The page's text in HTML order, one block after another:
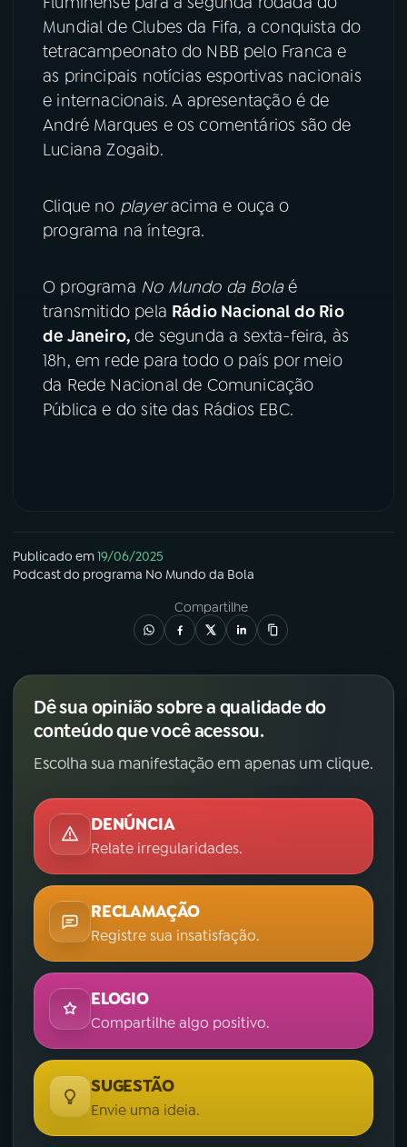
YouTube Facebook
Instagram X
TikTok
Mundial de Clubes da Fifa, a conquista do
tetracampeonato do NBB pelo Franca e
as principais notícias esportivas nacionais
e internacionais. A apresentação é de
André Marques e os comentários são de
Luciana Zogaib.
Clique no playeracima e ouça o
programa na íntegra.
O programa No Mundo da Bolaé
transmitido pela Rádio Nacional do Rio
de Janeiro,de segunda a sexta-feira, às
18h, em rede para todo o país por meio
da Rede Nacional de Comunicação
Pública e do site das Rádios EBC.
Publicado em19/06/2025
Podcastdo programa No Mundo da Bola
Compartilhe
Dê sua opinião sobre a qualidade do
conteúdo que você acessou.
Escolha sua manifestação em apenas um clique.
DENÚNCIA
Relate irregularidades.
RECLAMAÇÃO
Registre sua insatisfação.
ELOGIO
Compartilhe algo positivo.
SUGESTÃO
Envie uma ideia.